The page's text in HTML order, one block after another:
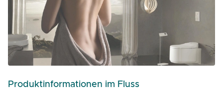
Produktinformationen im Fluss